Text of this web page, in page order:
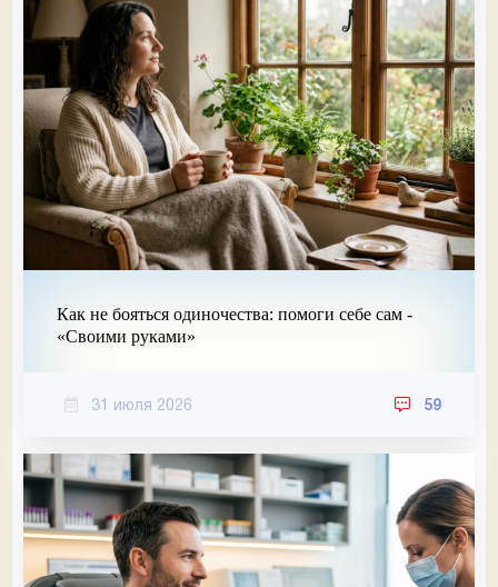
Как не бояться одиночества: помоги себе сам -
«Своими руками»
31 июля 2026 59